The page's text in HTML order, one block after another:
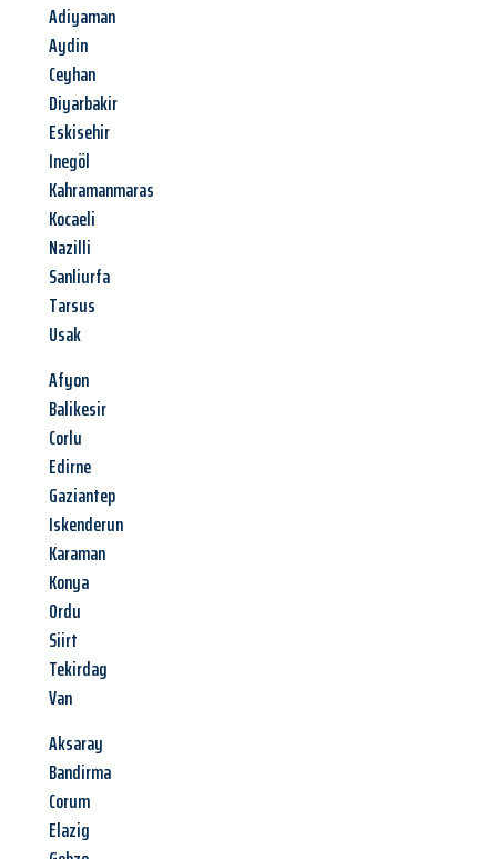
Adiyaman
Aydin
Ceyhan
Diyarbakir
Eskisehir
Inegöl
Kahramanmaras
Kocaeli
Nazilli
Sanliurfa
Tarsus
Usak
Afyon
Balikesir
Corlu
Edirne
Gaziantep
Iskenderun
Karaman
Konya
Ordu
Siirt
Tekirdag
Van
Aksaray
Bandirma
Corum
Elazig